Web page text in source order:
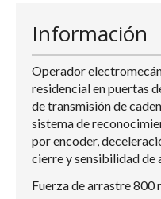
Información
Operador
residencial en puertas
de transmisión de
sistema de
por encoder,
cierre y sensibilidad de
Fuerza de arrastre 800